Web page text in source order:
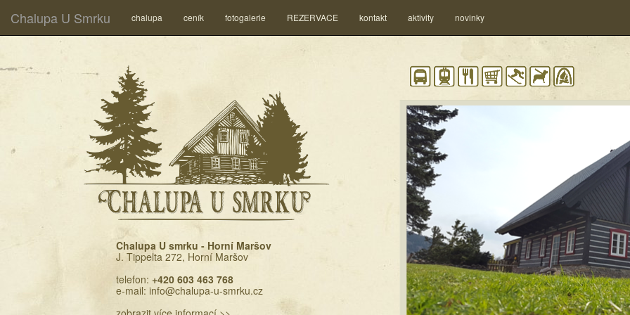
Chalupa U Smrku chalupa ceník fotogalerie REZERVACE kontakt aktivity novinky
Chalupa U smrku - Horní Maršov
J. Tippelta 272, Horní Maršov
telefon:+420 603 463 768
e-mail:info@chalupa-u-smrku.cz